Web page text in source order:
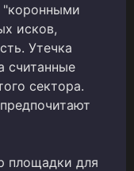
исков,
Утечка
считанные
сектора.
площадки для